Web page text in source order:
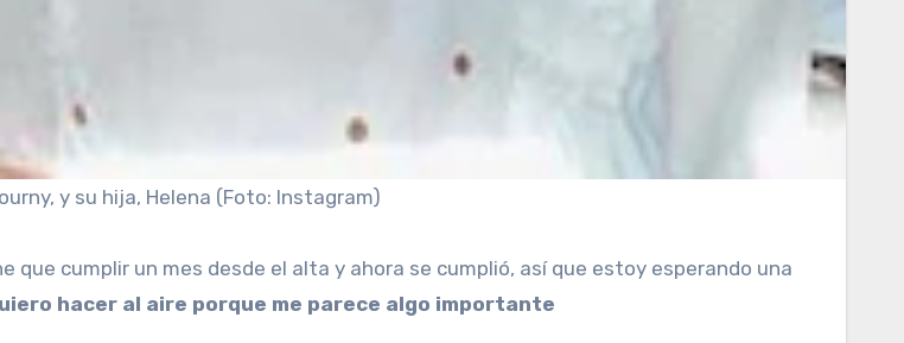
y su hija, Helena (Foto: Instagram)
que cumplir un mes desde el alta y ahora se cumplió, así que estoy esperando una
hacer al aire porque me parece algo importante